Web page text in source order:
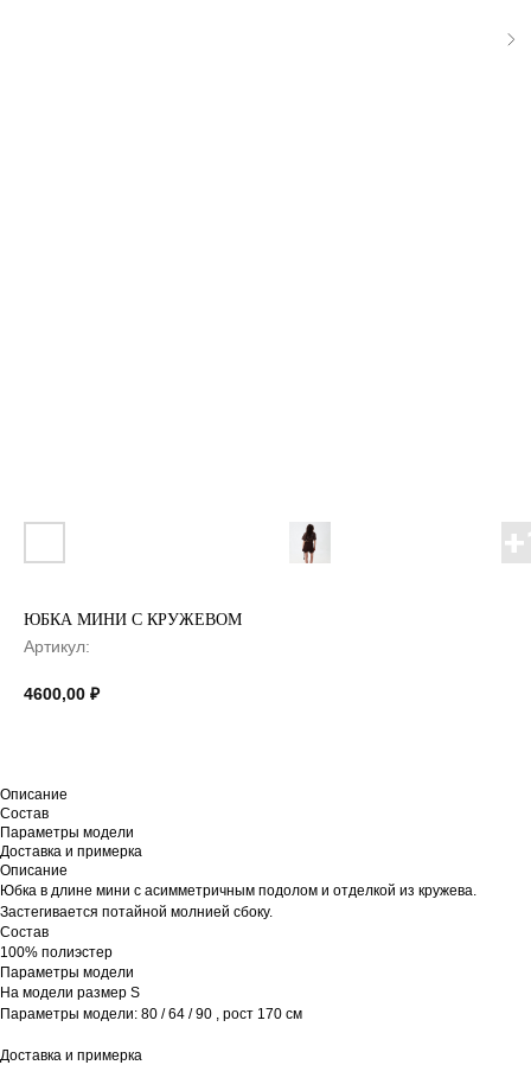
ЮБКА МИНИ С КРУЖЕВОМ
Артикул:
4600,00 ₽
Описание
Состав
Параметры модели
Доставка и примерка
Описание
Юбка в длине мини с асимметричным подолом и отделкой из кружева.
Застегивается потайной молнией сбоку.
Состав
100% полиэстер
Параметры модели
На модели размер S
Параметры модели: 80 / 64 / 90 , рост 170 см
Доставка и примерка